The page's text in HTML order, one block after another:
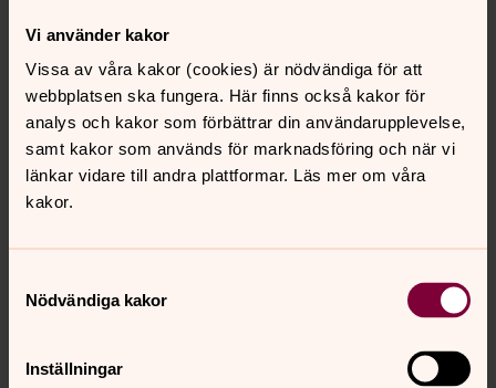
Vi använder kakor
Vissa av våra kakor (cookies) är nödvändiga för att
webbplatsen ska fungera. Här finns också kakor för
analys och kakor som förbättrar din användarupplevelse,
samt kakor som används för marknadsföring och när vi
länkar vidare till andra plattformar. Läs mer om våra
kakor.
Nödvändiga kakor
Inställningar
Slöta-Karleby församling samlar in pengar till
fokusmrådet Fred och demokrati. Ett fredligt samhälle
förutsätter att alla människor har möjlighet att delta i
demokratiska processer och att ingen diskrimineras.
Act Svenska kyrkan arbetar tillsammans med lokala
krafter över hela världen för att stärka mänskliga
rättigheter, bygga tillit och gemenskap och uppnå
69
Försörjning och klimaträttvisa